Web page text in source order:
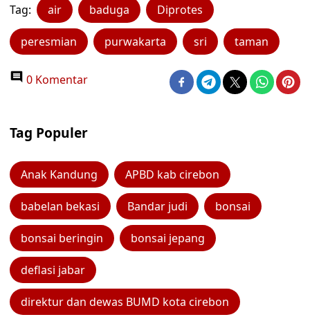
Tag: air baduga Diprotes
peresmian purwakarta sri taman
0 Komentar
Tag Populer
Anak Kandung APBD kab cirebon
babelan bekasi Bandar judi bonsai
bonsai beringin bonsai jepang
deflasi jabar
direktur dan dewas BUMD kota cirebon